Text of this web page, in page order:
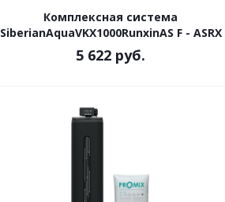
Комплексная система
SiberianAquaVKX1000RunxinAS F - ASRX
5 622 руб.